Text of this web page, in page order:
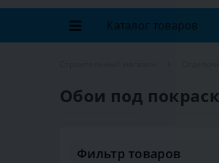
Каталог товаров
Обои под
Фильтр товаров